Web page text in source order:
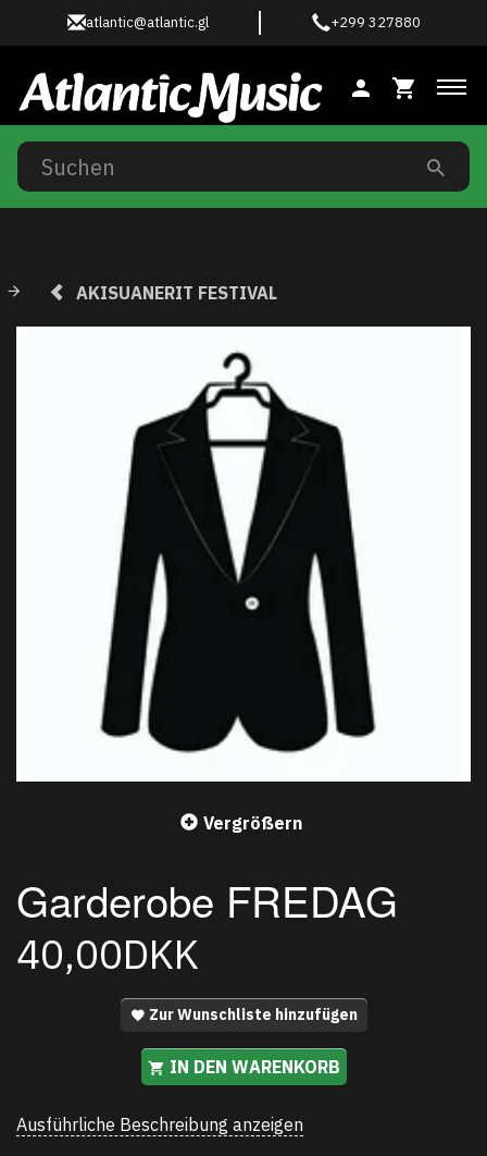
atlantic@atlantic.gl +299 327880
AKISUANERIT FESTIVAL
Vergrößern
Garderobe FREDAG
40,00DKK
Zur Wunschliste hinzufügen
IN DEN WARENKORB
Ausführliche Beschreibung anzeigen